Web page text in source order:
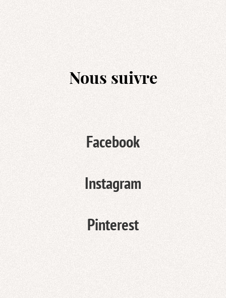
Nous suivre
Facebook
Instagram
Pinterest